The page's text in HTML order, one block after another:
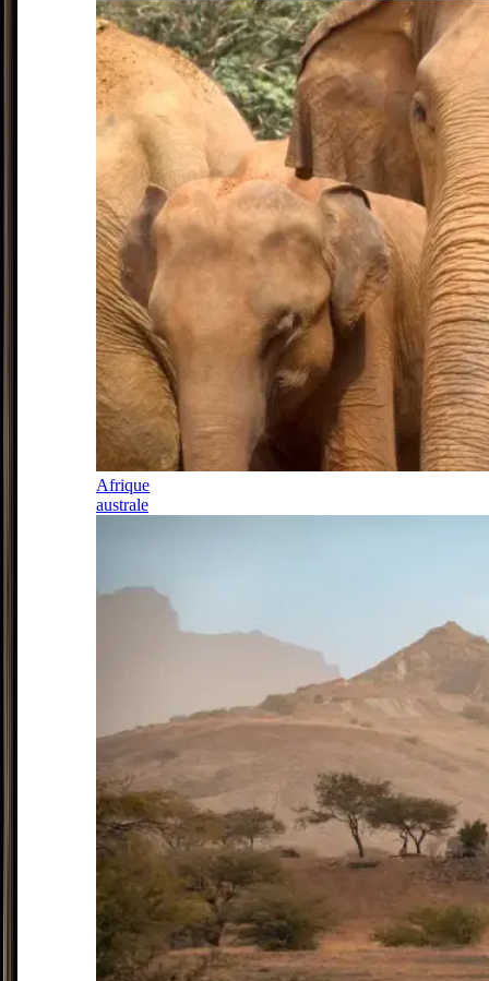
Afrique
australe